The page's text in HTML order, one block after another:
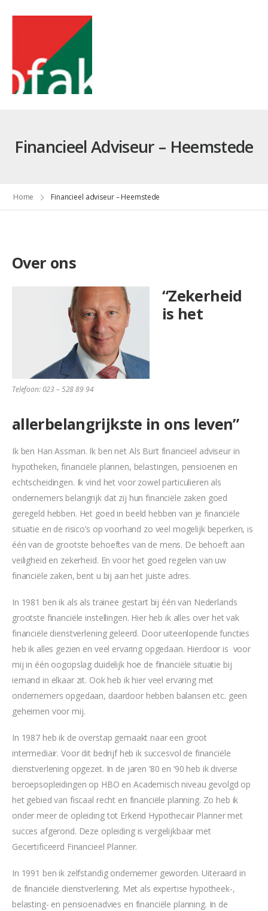
Financieel Adviseur – Heemstede
Home Financieel adviseur – Heemstede
Over ons
Telefoon: 023 – 528 89 94
“Zekerheid
is het
allerbelangrijkste in ons leven”
Ik ben Han Assman. Ik ben net Als Burt financieel adviseur in
hypotheken, financiële plannen, belastingen, pensioenen en
echtscheidingen. Ik vind het voor zowel particulieren als
ondernemers belangrijk dat zij hun financiële zaken goed
geregeld hebben. Het goed in beeld hebben van je financiële
situatie en de risico’s op voorhand zo veel mogelijk beperken, is
één van de grootste behoeftes van de mens. De behoeft aan
veiligheid en zekerheid. En voor het goed regelen van uw
financiële zaken, bent u bij aan het juiste adres.
In 1981 ben ik als als trainee gestart bij één van Nederlands
grootste financiële instellingen. Hier heb ik alles over het vak
financiële dienstverlening geleerd. Door uiteenlopende functies
heb ik alles gezien en veel ervaring opgedaan. Hierdoor is voor
mij in één oogopslag duidelijk hoe de financiële situatie bij
iemand in elkaar zit. Ook heb ik hier veel ervaring met
ondernemers opgedaan, daardoor hebben balansen etc. geen
geheimen voor mij.
In 1987 heb ik de overstap gemaakt naar een groot
intermediair. Voor dit bedrijf heb ik succesvol de financiële
dienstverlening opgezet. In de jaren ‘80 en ‘90 heb ik diverse
beroepsopleidingen op HBO en Academisch niveau gevolgd op
het gebied van fiscaal recht en financiële planning. Zo heb ik
onder meer de opleiding tot Erkend Hypothecair Planner met
succes afgerond. Deze opleiding is vergelijkbaar met
Gecertificeerd Financieel Planner.
In 1991 ben ik zelfstandig ondernemer geworden. Uiteraard in
de financiële dienstverlening. Met als expertise hypotheek-,
belasting- en pensioenadvies en financiële planning. In de